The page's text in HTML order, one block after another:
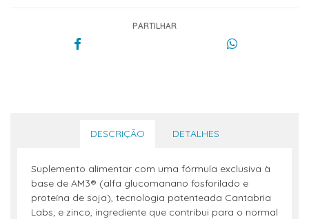
PARTILHAR
DESCRIÇÃO DETALHES
Suplemento alimentar com uma fórmula exclusiva à
base de AM3® (alfa glucomanano fosforilado e
proteína de soja), tecnologia patenteada Cantabria
Labs; e zinco, ingrediente que contribui para o normal